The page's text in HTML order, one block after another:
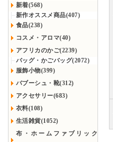
新着(568)
新作オススメ商品(407)
食品(238)
コスメ・アロマ(40)
アフリカのかご(2239)
バッグ・かごバッグ(2072)
服飾小物(399)
バブーシュ・靴(312)
アクセサリー(683)
衣料(108)
生活雑貨(1052)
布・ホームファブリック